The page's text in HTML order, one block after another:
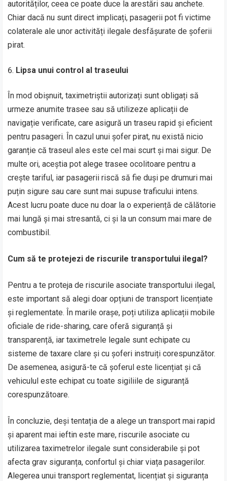
autorităților, ceea ce poate duce la arestări sau anchete.
Chiar dacă nu sunt direct implicați, pasagerii pot fi victime
colaterale ale unor activități ilegale desfășurate de șoferii
pirat.
Lipsa unui control al traseului
În mod obișnuit, taximetriștii autorizați sunt obligați să
urmeze anumite trasee sau să utilizeze aplicații de
navigație verificate, care asigură un traseu rapid și eficient
pentru pasageri. În cazul unui șofer pirat, nu există nicio
garanție că traseul ales este cel mai scurt și mai sigur. De
multe ori, aceștia pot alege trasee ocolitoare pentru a
crește tariful, iar pasagerii riscă să fie duși pe drumuri mai
puțin sigure sau care sunt mai supuse traficului intens.
Acest lucru poate duce nu doar la o experiență de călătorie
mai lungă și mai stresantă, ci și la un consum mai mare de
combustibil.
Cum să te protejezi de riscurile transportului ilegal?
Pentru a te proteja de riscurile asociate transportului ilegal,
este important să alegi doar opțiuni de transport licențiate
și reglementate. În marile orașe, poți utiliza aplicații mobile
oficiale de ride-sharing, care oferă siguranță și
transparență, iar taximetrele legale sunt echipate cu
sisteme de taxare clare și cu șoferi instruiți corespunzător.
De asemenea, asigură-te că șoferul este licențiat și că
vehiculul este echipat cu toate sigiliile de siguranță
corespunzătoare.
În concluzie, deși tentația de a alege un transport mai rapid
și aparent mai ieftin este mare, riscurile asociate cu
utilizarea taximetrelor ilegale sunt considerabile și pot
afecta grav siguranța, confortul și chiar viața pasagerilor.
Alegerea unui transport reglementat, licențiat și siguranța